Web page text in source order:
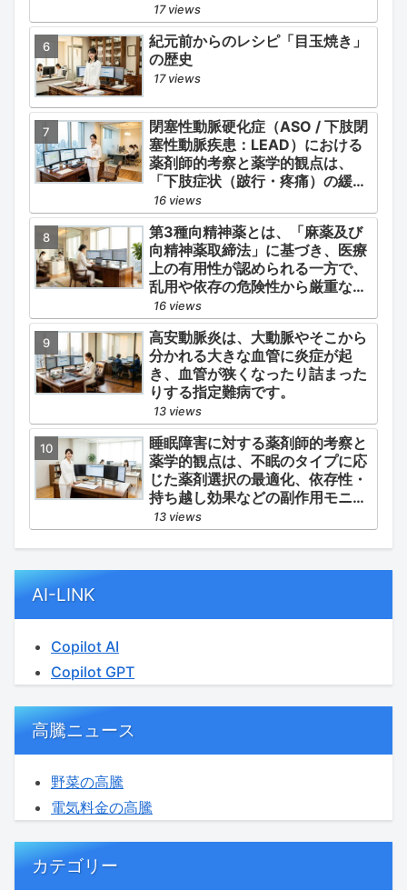
17 views
紀元前からのレシピ「目玉焼き」
の歴史
17 views
閉塞性動脈硬化症（ASO / 下肢閉
塞性動脈疾患：LEAD）における
薬剤師的考察と薬学的観点は、
「下肢症状（跛行・疼痛）の緩
和」と「全身性動脈硬化による脳
心血管イベント（脳梗塞・心筋梗
塞）の二次予防」の2軸を同時に
管理することにあります。
16 views
第3種向精神薬とは、「麻薬及び
向精神薬取締法」に基づき、医療
上の有用性が認められる一方で、
乱用や依存の危険性から厳重な管
理・規制が必要とされる薬物のう
ち、第1種・第2種よりも比較的リ
スクが低いと判断されて指定され
ている医薬品の分類です。
16 views
高安動脈炎は、大動脈やそこから
分かれる大きな血管に炎症が起
き、血管が狭くなったり詰まった
りする指定難病です。
13 views
睡眠障害に対する薬剤師的考察と
薬学的観点は、不眠のタイプに応
じた薬剤選択の最適化、依存性・
持ち越し効果などの副作用モニタ
リング、そして生活習慣（睡眠衛
生）の改善支援にあります。
13 views
AI-LINK
Copilot AI
Copilot GPT
高騰ニュース
野菜の高騰
電気料金の高騰
カテゴリー